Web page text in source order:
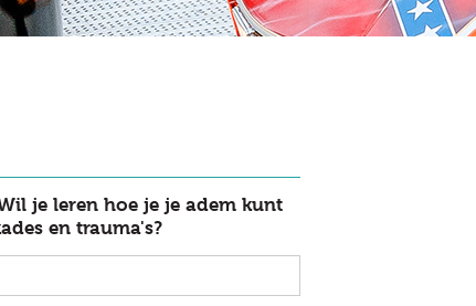
je leren hoe je je adem kunt
en trauma's?